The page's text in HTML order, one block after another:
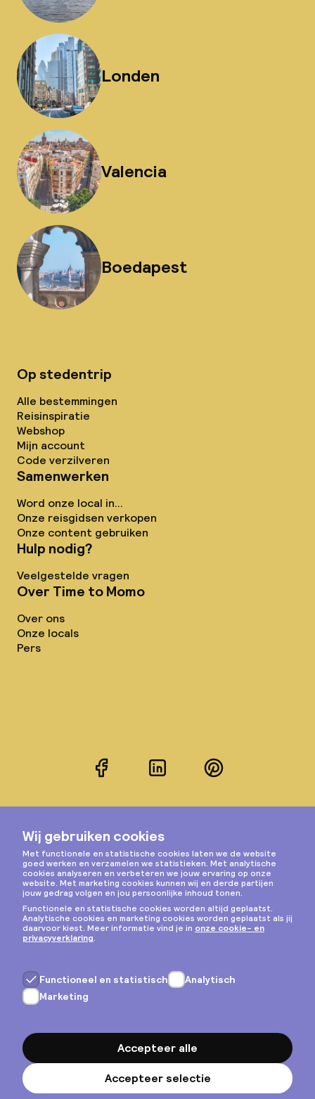
Londen
Valencia
Boedapest
Op stedentrip
Alle bestemmingen
Reisinspiratie
Webshop
Mijn account
Code verzilveren
Samenwerken
Word onze local in...
Onze reisgidsen verkopen
Onze content gebruiken
Hulp nodig?
Veelgestelde vragen
Over Time to Momo
Over ons
Onze locals
Pers
FacebookLinkedInPinterest
Instagram
Privacy & cookies
Algemene voorwaarden